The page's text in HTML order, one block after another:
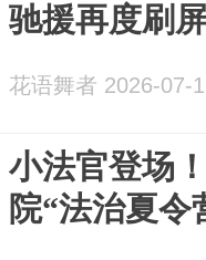
驰援再度刷
花语舞者 2026-07-
小法官登场
院“法治夏令